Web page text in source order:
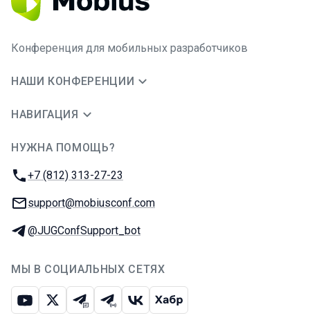
Конференция для мобильных разработчиков
НАШИ КОНФЕРЕНЦИИ
НАВИГАЦИЯ
НУЖНА ПОМОЩЬ?
Телефон:
+7 (812) 313-27-23
E-mail:
support@mobiusconf.com
Телеграм:
@JUGConfSupport_bot
МЫ В СОЦИАЛЬНЫХ СЕТЯХ
ЮтубИкс Телеграм-чат
Телеграм-канал
ВКонтакте
Хабр